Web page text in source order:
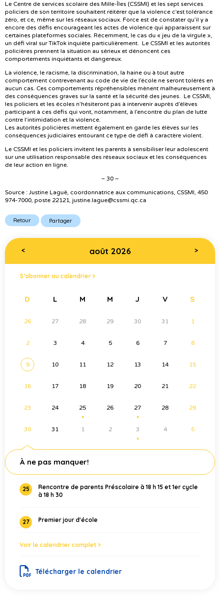
Le Centre de services scolaire des Mille-Îles (CSSMI) et les sept services
policiers de son territoire souhaitent réitérer que la violence c’est tolérance
zéro, et ce, même sur les réseaux sociaux. Force est de constater qu’il y a
encore des défis encourageant les actes de violence qui apparaissent sur
certaines plateformes sociales. Récemment, le cas du « jeu de la virgule »,
un défi viral sur TikTok inquiète particulièrement. Le CSSMI et les autorités
policières prennent la situation au sérieux et dénoncent ces
comportements inquiétants et dangereux.
La violence, le racisme, la discrimination, la haine ou à tout autre
comportement contrevenant au code de vie de l’école ne seront tolérés en
aucun cas. Ces comportements répréhensibles mènent malheureusement à
des conséquences graves sur la santé et la sécurité des jeunes. Le CSSMI,
les policiers et les écoles n’hésiteront pas à intervenir auprès d’élèves
participant à ces défis qui vont, notamment, à l’encontre du plan de lutte
contre l’intimidation et la violence.
Les autorités policières mettent également en garde les élèves sur les
conséquences judiciaires entourant ce type de défi à caractère violent.
Le CSSMI et les policiers invitent les parents à sensibiliser leur adolescent
sur une utilisation responsable des réseaux sociaux et les conséquences
de leur action en ligne.
– 30 –
Source : Justine Laguë, coordonnatrice aux communications, CSSMI, 450
974-7000, poste 22121, justine.lague@cssmi.qc.ca
Retour Partager
< août 2026 >
S’abonner au calendrier >
D L M M J V S
26 27 28 29 30 31 1
2 3 4 5 6 7 8
9 10 11 12 13 14 15
16 17 18 19 20 21 22
23 24 25
●
26 27
●
28 29
30 31 1 2 3
●
4 5
À ne pas manquer!
25
Rencontre de parents Préscolaire à 18 h 15 et 1er cycle
à 18 h 30
27 Premier jour d'école
Voir le calendrier complet >
Télécharger le calendrier